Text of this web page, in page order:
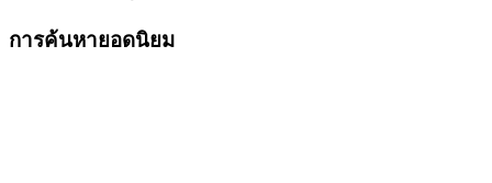
การค้นหายอดนิยม